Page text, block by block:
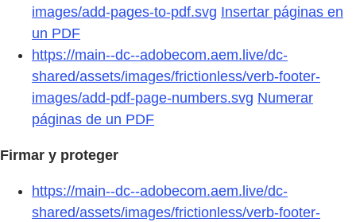
images/add-pages-to-pdf.svg Insertar páginas en
un PDF
https://main--dc--adobecom.aem.live/dc-
shared/assets/images/frictionless/verb-footer-
images/add-pdf-page-numbers.svg Numerar
páginas de un PDF
Firmar y proteger
https://main--dc--adobecom.aem.live/dc-
shared/assets/images/frictionless/verb-footer-